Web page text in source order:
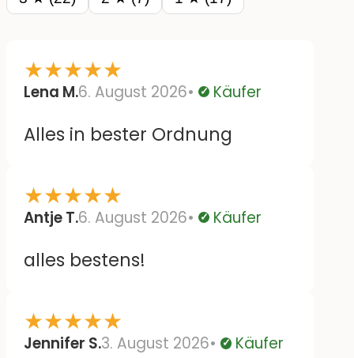
★★★★★
Lena M.6. August 2026 Verifiziert
Käufer
Alles in bester Ordnung
★★★★★
Antje T.6. August 2026 Verifiziert
Käufer
alles bestens!
★★★★★
Jennifer S.3. August 2026 Verifiziert
Käufer